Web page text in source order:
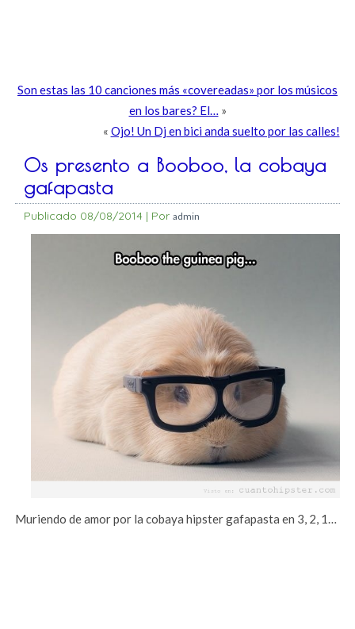
Son estas las 10 canciones más «covereadas» por los músicos
en los bares? El… »
« Ojo! Un Dj en bici anda suelto por las calles!
Os presento a Booboo, la cobaya
gafapasta
Publicado 08/08/2014 | Por admin
Muriendo de amor por la cobaya hipster gafapasta en 3, 2, 1…